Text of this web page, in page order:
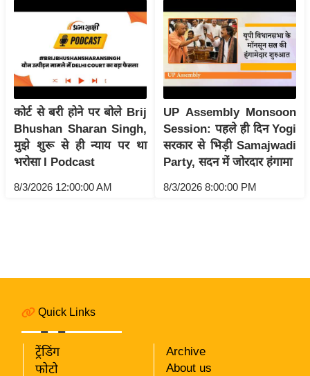
ग
c
k
L
n
s
स
चु
ना
कोर्ट से बरी होने पर बोले Brij
Bhushan Sharan Singh,
मुझे शुरू से ही न्याय पर था
भरोसा I Podcast
8/3/2026 12:00:00 AM
UP Assembly Monsoon
Session: पहले ही दिन Yogi
सरकार से भिड़ी Samajwadi
Party, सदन में जोरदार हंगामा
8/3/2026 8:00:00 PM
Quick Links
ट्रेंडिंग
फोटो
Archive
About us